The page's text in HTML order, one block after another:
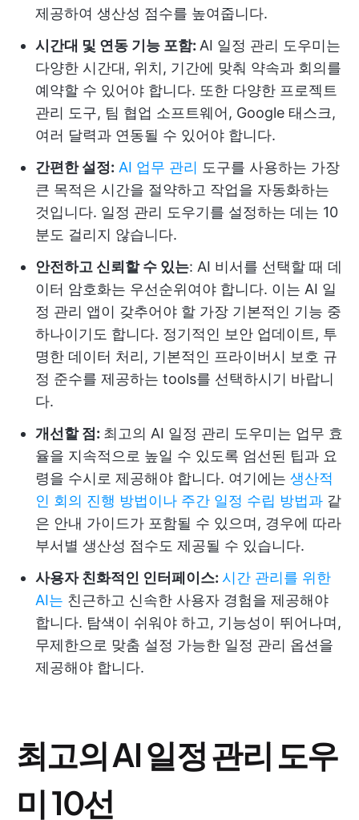
제공하여 생산성 점수를 높여줍니다.
시간대 및 연동 기능 포함: AI 일정 관리 도우미는
다양한 시간대, 위치, 기간에 맞춰 약속과 회의를
예약할 수 있어야 합니다. 또한 다양한 프로젝트
관리 도구, 팀 협업 소프트웨어, Google 태스크,
여러 달력과 연동될 수 있어야 합니다.
간편한 설정: AI 업무 관리 도구를 사용하는 가장
큰 목적은 시간을 절약하고 작업을 자동화하는
것입니다. 일정 관리 도우기를 설정하는 데는 10
분도 걸리지 않습니다.
안전하고 신뢰할 수 있는: AI 비서를 선택할 때 데
이터 암호화는 우선순위여야 합니다. 이는 AI 일
정 관리 앱이 갖추어야 할 가장 기본적인 기능 중
하나이기도 합니다. 정기적인 보안 업데이트, 투
명한 데이터 처리, 기본적인 프라이버시 보호 규
정 준수를 제공하는 tools를 선택하시기 바랍니
다.
개선할 점: 최고의 AI 일정 관리 도우미는 업무 효
율을 지속적으로 높일 수 있도록 엄선된 팁과 요
령을 수시로 제공해야 합니다. 여기에는 생산적
인 회의 진행 방법이나 주간 일정 수립 방법과 같
은 안내 가이드가 포함될 수 있으며, 경우에 따라
부서별 생산성 점수도 제공될 수 있습니다.
사용자 친화적인 인터페이스: 시간 관리를 위한
AI는 친근하고 신속한 사용자 경험을 제공해야
합니다. 탐색이 쉬워야 하고, 기능성이 뛰어나며,
무제한으로 맞춤 설정 가능한 일정 관리 옵션을
제공해야 합니다.
최고의 AI 일정 관리 도우
미 10선